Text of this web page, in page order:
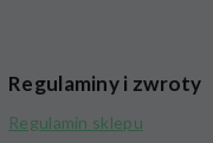
Regulaminy i zwroty
Regulamin sklepu